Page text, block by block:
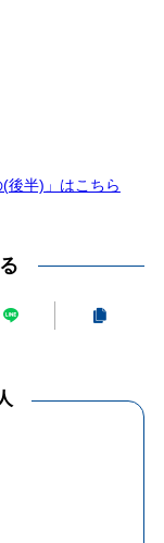
半)」はこちら